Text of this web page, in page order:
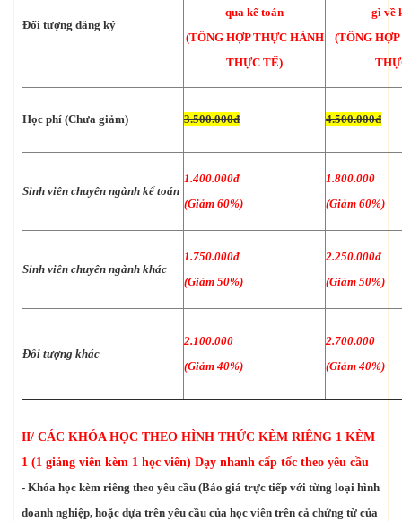
Đối tượng đăng ký
qua kế toán
(TỔNG HỢP THỰC HÀNH
THỰC TẾ)
gì về
(TỔNG
Học phí (Chưa giảm) 3.500.000đ 4.500.000đ
Sinh viên chuyên ngành kế toán
1.400.000đ
(Giảm 60%)
1.800.000
(Giảm 60%)
Sinh viên chuyên ngành khác
1.750.000đ
(Giảm 50%)
2.250.000đ
(Giảm 50%)
Đối tượng khác
2.100.000
(Giảm 40%)
2.700.000
(Giảm 40%)
II/ CÁC KHÓA HỌC THEO HÌNH THỨC KÈM RIÊNG 1 KÈM
1 (1 giảng viên kèm 1 học viên) Dạy nhanh cấp tốc theo yêu cầu
- Khóa học kèm riêng theo yêu cầu (Báo giá trực tiếp với từng loại hình
doanh nghiệp, hoặc dựa trên yêu cầu của học viên trên cả chứng từ của